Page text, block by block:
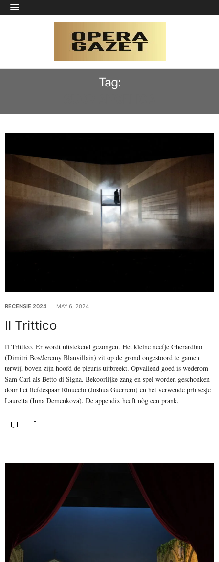
Tag:
RECENSIE 2024 MAY 6, 2024
Il Trittico
Il Trittico. Er wordt uitstekend gezongen. Het kleine neefje Gherardino
(Dimitri Bos/Jeremy Blanvillain) zit op de grond ongestoord te gamen
terwijl boven zijn hoofd de pleuris uitbreekt. Opvallend goed is wederom
Sam Carl als Betto di Signa. Bekoorlijke zang en spel worden geschonken
door het liefdespaar Rinuccio (Joshua Guerrero) en het verwende prinsesje
Lauretta (Inna Demenkova). De appendix heeft nòg een prank.